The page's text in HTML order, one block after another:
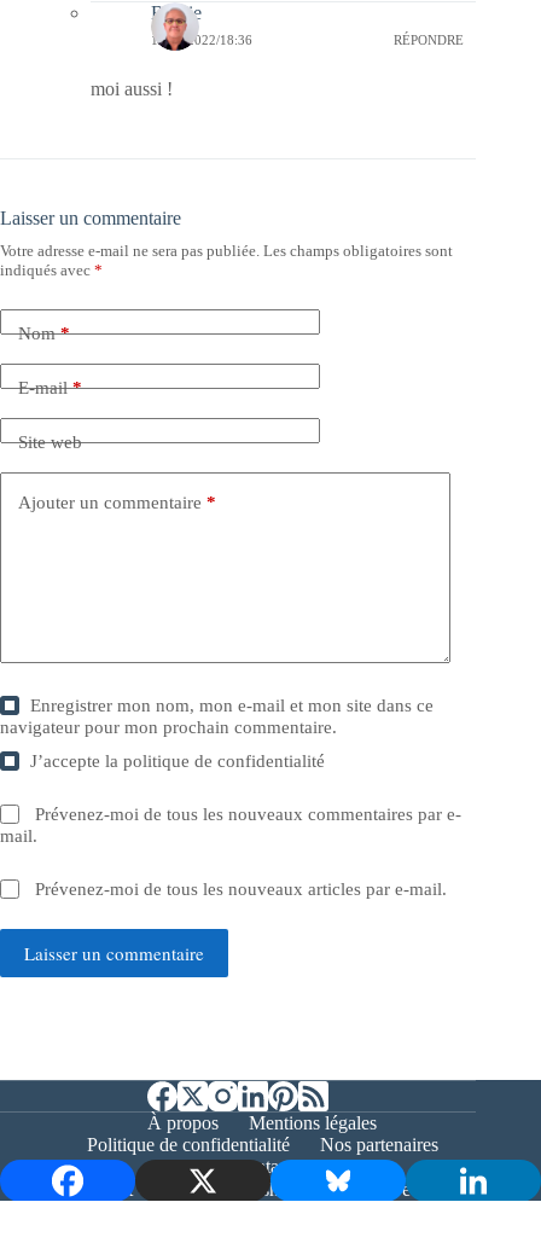
Bernie
12/09/2022/18:36 RÉPONDRE
moi aussi !
Laisser un commentaire
Votre adresse e-mail ne sera pas publiée. Les champs obligatoires sont
indiqués avec *
Nom*
E-mail*
Site web
Ajouter un commentaire *
Enregistrer mon nom, mon e-mail et mon site dans ce
navigateur pour mon prochain commentaire.
J’accepte lapolitique de confidentialité
Prévenez-moi de tous les nouveaux commentaires par e-
mail.
Prévenez-moi de tous les nouveaux articles par e-mail.
Laisser un commentaire
À propos
Mentions légales
Politique de confidentialité
Nos partenaires
Contact
Copyright © 2026 - Bernieshoot.fr Journal Web